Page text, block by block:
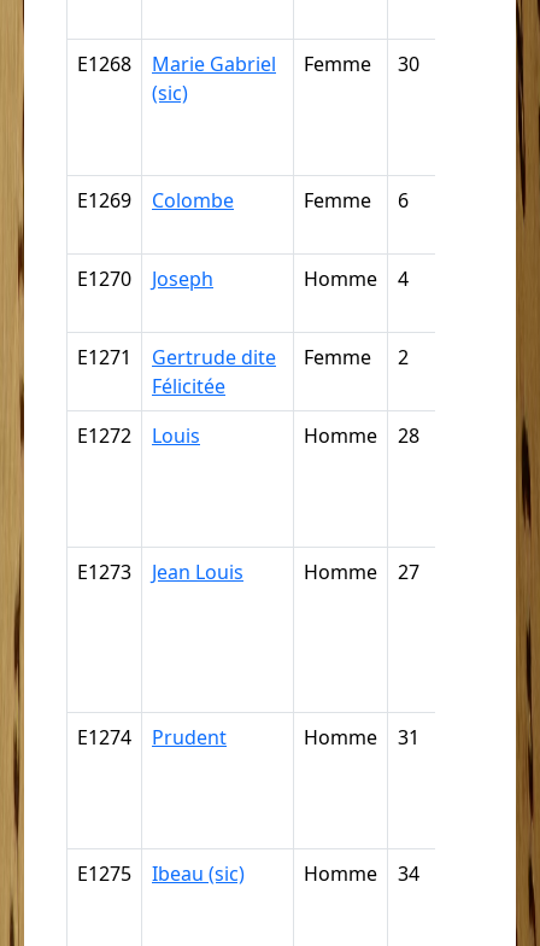
négritte
E1268
Marie Gabriel
(sic)
Femme 30
négrillon,
négritte
E1269
Colombe Femme 6
Mulâtre,
E1270
Joseph Homme 4
E1271
Gertrude dite
Félicitée
Femme 2
E1272
Louis Homme 28
négrillon,
négritte
E1273
Jean Louis Homme 27
cabriste
E1274
Prudent Homme 31
négrillon,
négritte
E1275
Ibeau (sic) Homme 34
négrillon,